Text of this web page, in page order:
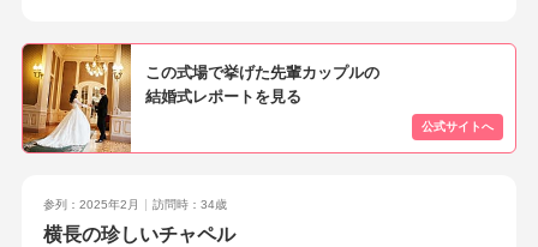
り、新横浜プリンスホテルならではの特徴も併せて説明がある
ので、とても親切丁寧・天井はやや低め・非常に洗礼されたシ
ンプルな印象大聖堂のようなイメージとは異なるので、そこは
好みによるかなと。黄色みの証明、茶色のインテリアが基調の
「ファンタジア」、全体的に白基調の「セレナーデ」、40名ま
種類ございました。ファンタジアとスカイガーデンには窓が無
く、景色を見られないのは残念でしたが、会場はゆとりのある
この式場で挙げた先輩カップルの
結婚式レポートを見る
参列：2025年2月 訪問時：34歳
横長の珍しいチャペル